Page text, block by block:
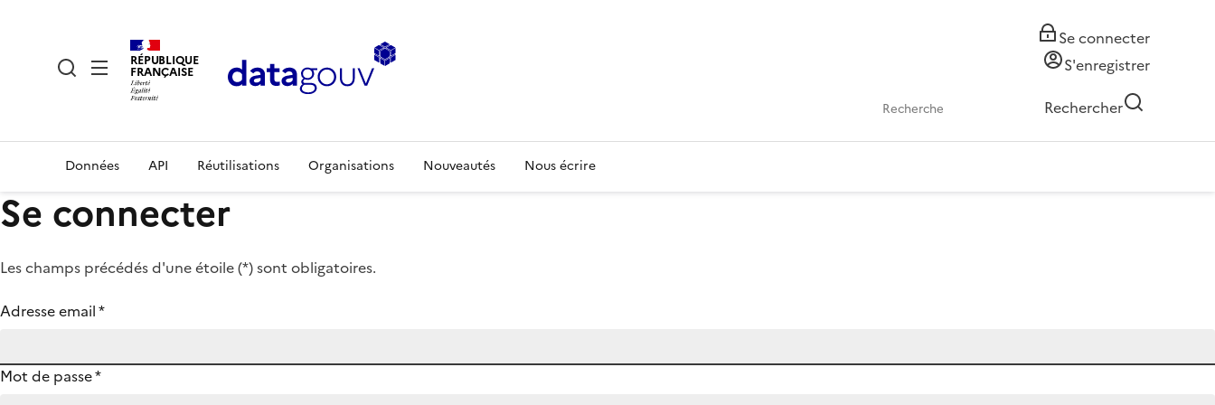
RÉPUBLIQUE
FRANÇAISE
Se connecter
S'enregistrer
Rechercher
Données API Réutilisations Organisations Nouveautés Nous écrire
Se connecter
Les champs précédés d'une étoile (*) sont obligatoires.
Adresse email*
Mot de passe*